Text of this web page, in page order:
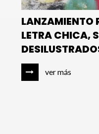
LANZAMIENTO
LETRA CHICA,
ver más